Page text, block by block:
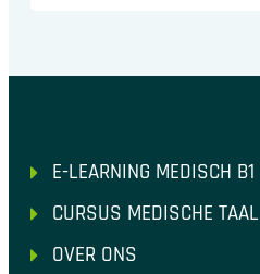
E-LEARNING MEDISCH B1
CURSUS MEDISCHE TAAL
OVER ONS